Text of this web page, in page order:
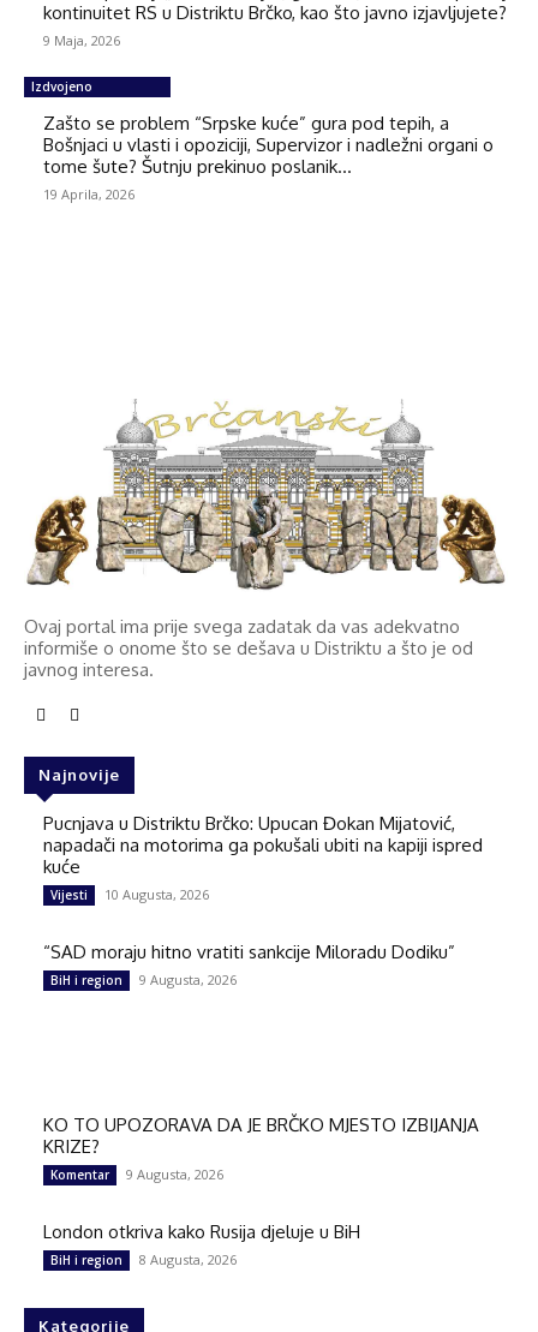
kontinuitet RS u Distriktu Brčko, kao što javno izjavljujete?
9 Maja, 2026
Izdvojeno
Zašto se problem “Srpske kuće” gura pod tepih, a
Bošnjaci u vlasti i opoziciji, Supervizor i nadležni organi o
tome šute? Šutnju prekinuo poslanik...
19 Aprila, 2026
Ovaj portal ima prije svega zadatak da vas adekvatno
informiše o onome što se dešava u Distriktu a što je od
javnog interesa.
Najnovije
Pucnjava u Distriktu Brčko: Upucan Đokan Mijatović,
napadači na motorima ga pokušali ubiti na kapiji ispred
kuće
Vijesti 10 Augusta, 2026
“SAD moraju hitno vratiti sankcije Miloradu Dodiku”
BiH i region 9 Augusta, 2026
KO TO UPOZORAVA DA JE BRČKO MJESTO IZBIJANJA
KRIZE?
Komentar 9 Augusta, 2026
London otkriva kako Rusija djeluje u BiH
BiH i region 8 Augusta, 2026
Kategorije